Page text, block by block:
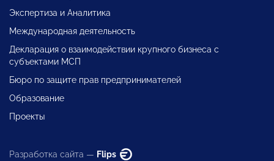
Экспертиза и Аналитика
Международная деятельность
Декларация о взаимодействии крупного бизнеса с
субъектами МСП
Бюро по защите прав предпринимателей
Образование
Проекты
Разработка сайта — Flips